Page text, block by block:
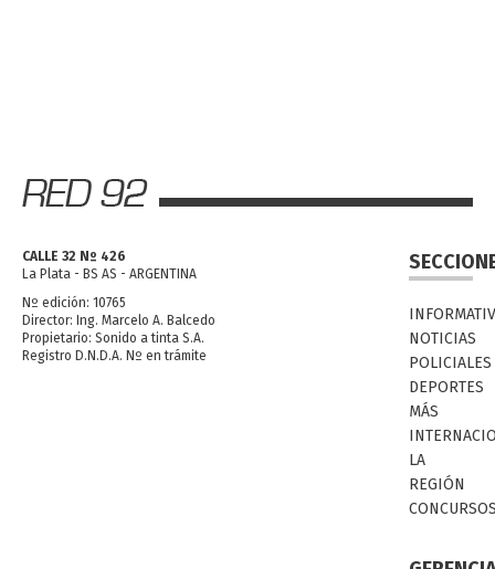
CALLE 32 Nº 426
La Plata - BS AS - ARGENTINA
Nº edición: 10765
Director: Ing. Marcelo A. Balcedo
Propietario: Sonido a tinta S.A.
Registro D.N.D.A. Nº en trámite
NOTICIAS
POLICIALES
DEPORTES
MÁS
LA
REGIÓN